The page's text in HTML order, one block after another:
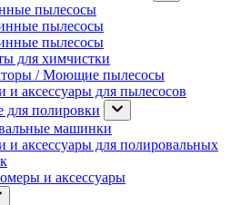
пылесосы
пылесосы
пылесосы
для химчистки
/ Моющие пылесосы
и аксессуары для пылесосов
для полировки
машинки
и аксессуары для полировальных
и аксессуары